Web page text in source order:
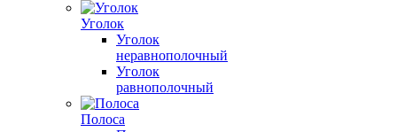
Уголок
Уголок
неравнополочный
Уголок
равнополочный
Полоса